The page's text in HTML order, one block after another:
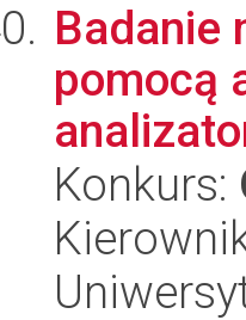
Badanie
pomocą
Konkurs: